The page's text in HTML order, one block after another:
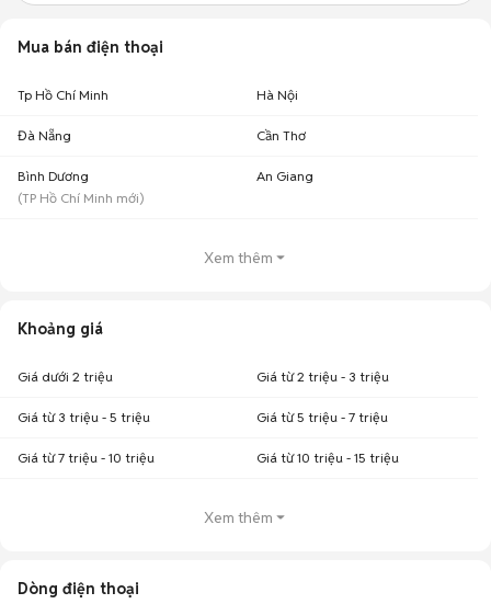
Mua bán điện thoại
Tp Hồ Chí Minh Hà Nội
Đà Nẵng Cần Thơ
Bình Dương
(TP Hồ Chí Minh mới)
An Giang
Xem thêm
Khoảng giá
Giá dưới 2 triệu Giá từ 2 triệu - 3 triệu
Giá từ 3 triệu - 5 triệu Giá từ 5 triệu - 7 triệu
Giá từ 7 triệu - 10 triệu Giá từ 10 triệu - 15 triệu
Xem thêm
Dòng điện thoại